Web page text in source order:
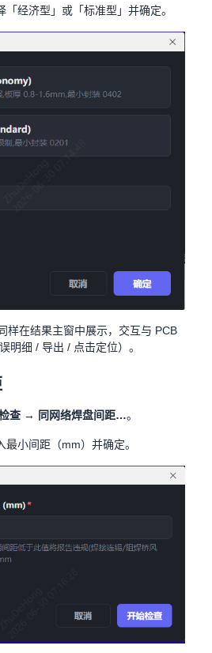
经济型」或「标准型」并确定。
样在结果主窗中展示，交互与 PCB
明细 / 导出 / 点击定位）。
查 → 同网络焊盘间距…。
小间距（mm）并确定。